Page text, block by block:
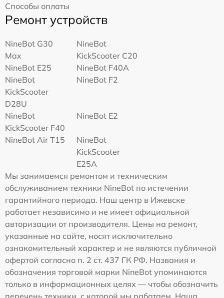
Способы оплаты
Ремонт устройств
NineBot G30
Max
NineBot
KickScooter C20
NineBot E25
NineBot F40A
NineBot
KickScooter
D28U
NineBot F2
NineBot
KickScooter F40
NineBot E2
NineBot Air T15
NineBot
KickScooter
E25A
Мы занимаемся ремонтом и техническим
обслуживанием техники NineBot по истечении
гарантийного периода. Наш центр в Ижевске
работает независимо и не имеет официальной
авторизации от производителя. Цены на ремонт,
указанные на сайте, носят исключительно
ознакомительный характер и не являются публичной
офертой согласно п. 2 ст. 437 ГК РФ. Названия и
обозначения торговой марки NineBot упоминаются
только в информационных целях — чтобы обозначить